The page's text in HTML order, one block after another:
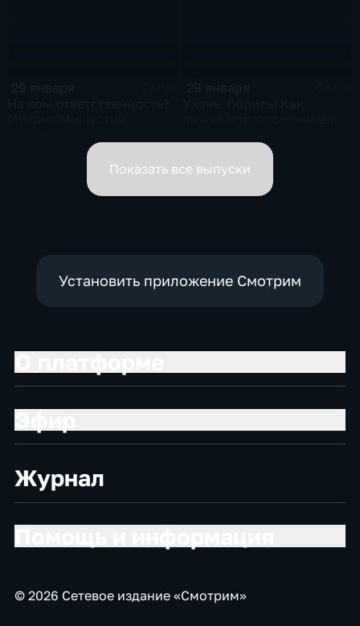
вице-премьеров
Показать все выпуски
Установить приложение Смотрим
Журнал
© 2026 Сетевое издание «Смотрим»